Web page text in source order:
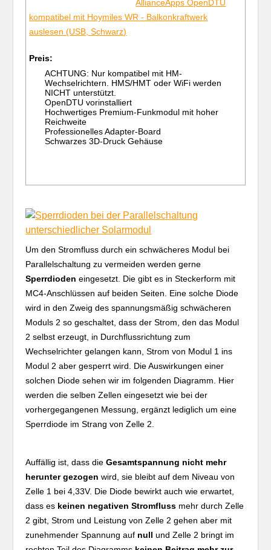
AllianceApps OpenDTU
kompatibel mit Hoymiles WR - Balkonkraftwerk
auslesen (USB, Schwarz)
Preis:
ACHTUNG: Nur kompatibel mit HM-
Wechselrichtern. HMS/HMT oder WiFi werden
NICHT unterstützt.
OpenDTU vorinstalliert
Hochwertiges Premium-Funkmodul mit hoher
Reichweite
Professionelles Adapter-Board
Schwarzes 3D-Druck Gehäuse
Um den Stromfluss durch ein schwächeres Modul bei
Parallelschaltung zu vermeiden werden gerne
Sperrdioden eingesetzt. Die gibt es in Steckerform mit
MC4-Anschlüssen auf beiden Seiten. Eine solche Diode
wird in den Zweig des spannungsmäßig schwächeren
Moduls 2 so geschaltet, dass der Strom, den das Modul
2 selbst erzeugt, in Durchflussrichtung zum
Wechselrichter gelangen kann, Strom von Modul 1 ins
Modul 2 aber gesperrt wird. Die Auswirkungen einer
solchen Diode sehen wir im folgenden Diagramm. Hier
werden die selben Zellen eingesetzt wie bei der
vorhergegangenen Messung, ergänzt lediglich um eine
Sperrdiode im Strang von Zelle 2.
Auffällig ist, dass dieGesamtspannung nicht mehr
herunter gezogen wird, sie bleibt auf dem Niveau von
Zelle 1 bei 4,33V. Die Diode bewirkt auch wie erwartet,
dass es keinen negativen Stromfluss mehr durch Zelle
2 gibt, Strom und Leistung von Zelle 2 gehen aber mit
zunehmender Spannung auf null und Zelle 2 bringt im